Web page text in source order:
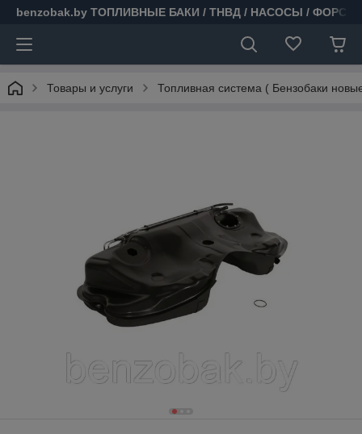
benzobak.by ТОПЛИВНЫЕ БАКИ / ТНВД / НАСОСЫ /
Товары и услуги Топливная система ( Бензобаки